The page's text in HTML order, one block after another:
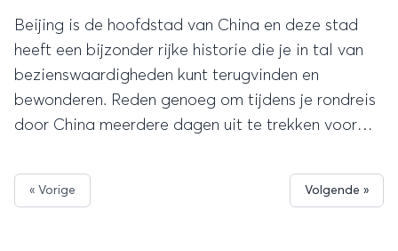
Beijing is de hoofdstad van China en deze stad
heeft een bijzonder rijke historie die je in tal van
bezienswaardigheden kunt terugvinden en
bewonderen. Reden genoeg om tijdens je rondreis
door China meerdere dagen uit te trekken voor
overblijfselen.
« Vorige Volgende »